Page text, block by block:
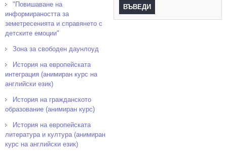
"Повишаване на
информираността за
земетресенията и справянето с
детските емоции"
Зона за свободен даунлоуд
История на европейската
интеграция (анимиран курс на
английски език)
История на гражданското
образование (анимиран курс)
История на европейската
литература и култура (анимиран
курс на английски език)